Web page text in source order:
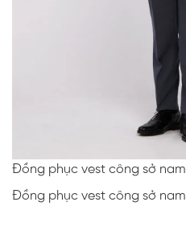
Đồng phục vest công sở nam
Đồng phục vest công sở nam